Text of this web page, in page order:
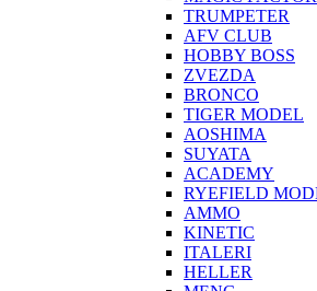
TRUMPETER
AFV CLUB
HOBBY BOSS
ZVEZDA
BRONCO
TIGER MODEL
AOSHIMA
SUYATA
ACADEMY
RYEFIELD
AMMO
KINETIC
ITALERI
HELLER